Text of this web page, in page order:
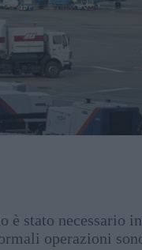
è stato necessario
operazioni